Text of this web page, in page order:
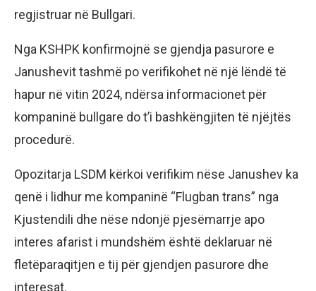
regjistruar në Bullgari.
Nga KSHPK konfirmojnë se gjendja pasurore e
Janushevit tashmë po verifikohet në një lëndë të
hapur në vitin 2024, ndërsa informacionet për
kompaninë bullgare do t’i bashkëngjiten të njëjtës
procedurë.
Opozitarja LSDM kërkoi verifikim nëse Janushev ka
qenë i lidhur me kompaninë “Flugban trans” nga
Kjustendili dhe nëse ndonjë pjesëmarrje apo
interes afarist i mundshëm është deklaruar në
fletëparaqitjen e tij për gjendjen pasurore dhe
interesat.